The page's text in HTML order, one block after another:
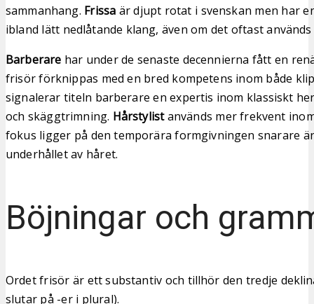
sammanhang. Frissa är djupt rotat i svenskan men har
ibland lätt nedlåtande klang, även om det oftast
Barberare har under de senaste decennierna fått en
frisör förknippas med en bred kompetens inom både
signalerar titeln barberare en expertis inom klassiskt
och skäggtrimning. Hårstylistanvänds mer frekvent
fokus ligger på den temporära formgivningen snarare
underhållet av håret.
Böjningar och
Ordet frisör är ett substantiv och tillhör den tredje
slutar på -er i plural).